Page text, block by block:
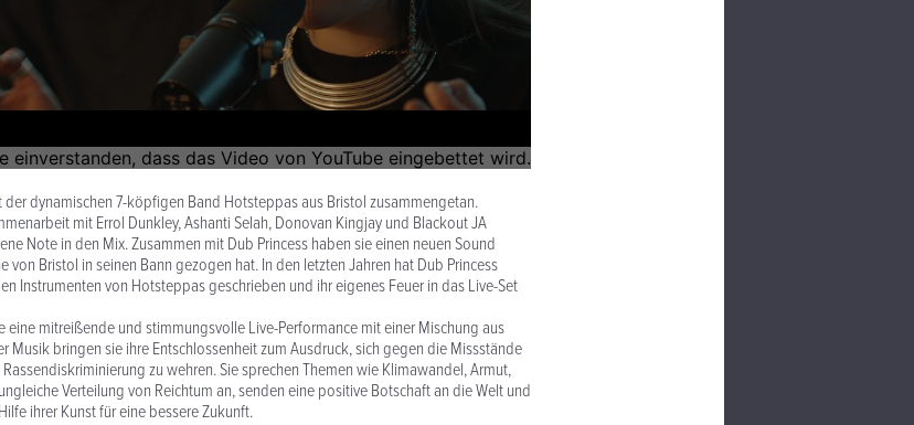
dynamischen 7-köpfigen Band Hotsteppas aus Bristol zusammengetan.
mit Errol Dunkley, Ashanti Selah, Donovan Kingjay und Blackout JA
Note in den Mix. Zusammen mit Dub Princess haben sie einen neuen Sound
von Bristol in seinen Bann gezogen hat. In den letzten Jahren hat Dub Princess
Instrumenten von Hotsteppas geschrieben und ihr eigenes Feuer in das Live-Set
eine mitreißende und stimmungsvolle Live-Performance mit einer Mischung aus
Musik bringen sie ihre Entschlossenheit zum Ausdruck, sich gegen die Missstände
zu wehren. Sie sprechen Themen wie Klimawandel, Armut,
Verteilung von Reichtum an, senden eine positive Botschaft an die Welt und
ihrer Kunst für eine bessere Zukunft.